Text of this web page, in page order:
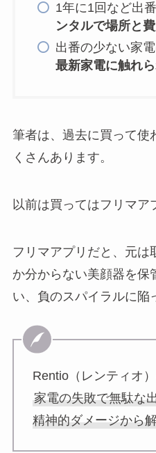
1年に1回など出
ンタルで場所と
出番の少ない家
最新家電に触れ
筆者は、過去に買って使
くさんあります。
以前は買ってはフリマア
フリマアプリだと、元は
か分からない美顔器を保
い、負のスパイラルに陥
Rentio（レンティオ
家電の失敗で無駄な
精神的ダメージから